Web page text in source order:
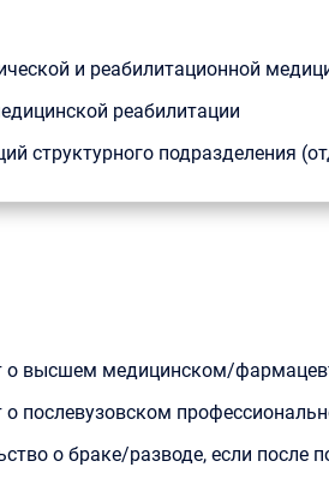
и реабилитационной
реабилитации
структурного подразделения
о высшем медицинском/
послевузовском
о браке/разводе, если